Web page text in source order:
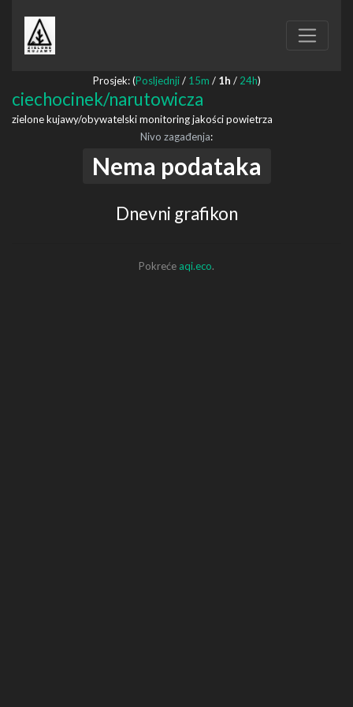
Prosjek: (Posljednji/ 15m / 1h / 24h)
ciechocinek/narutowicza
zielone kujawy/obywatelski monitoring jakości powietrza
Nivo zagađenja:
Nema podataka
Dnevni grafikon
Pokreće aqi.eco.